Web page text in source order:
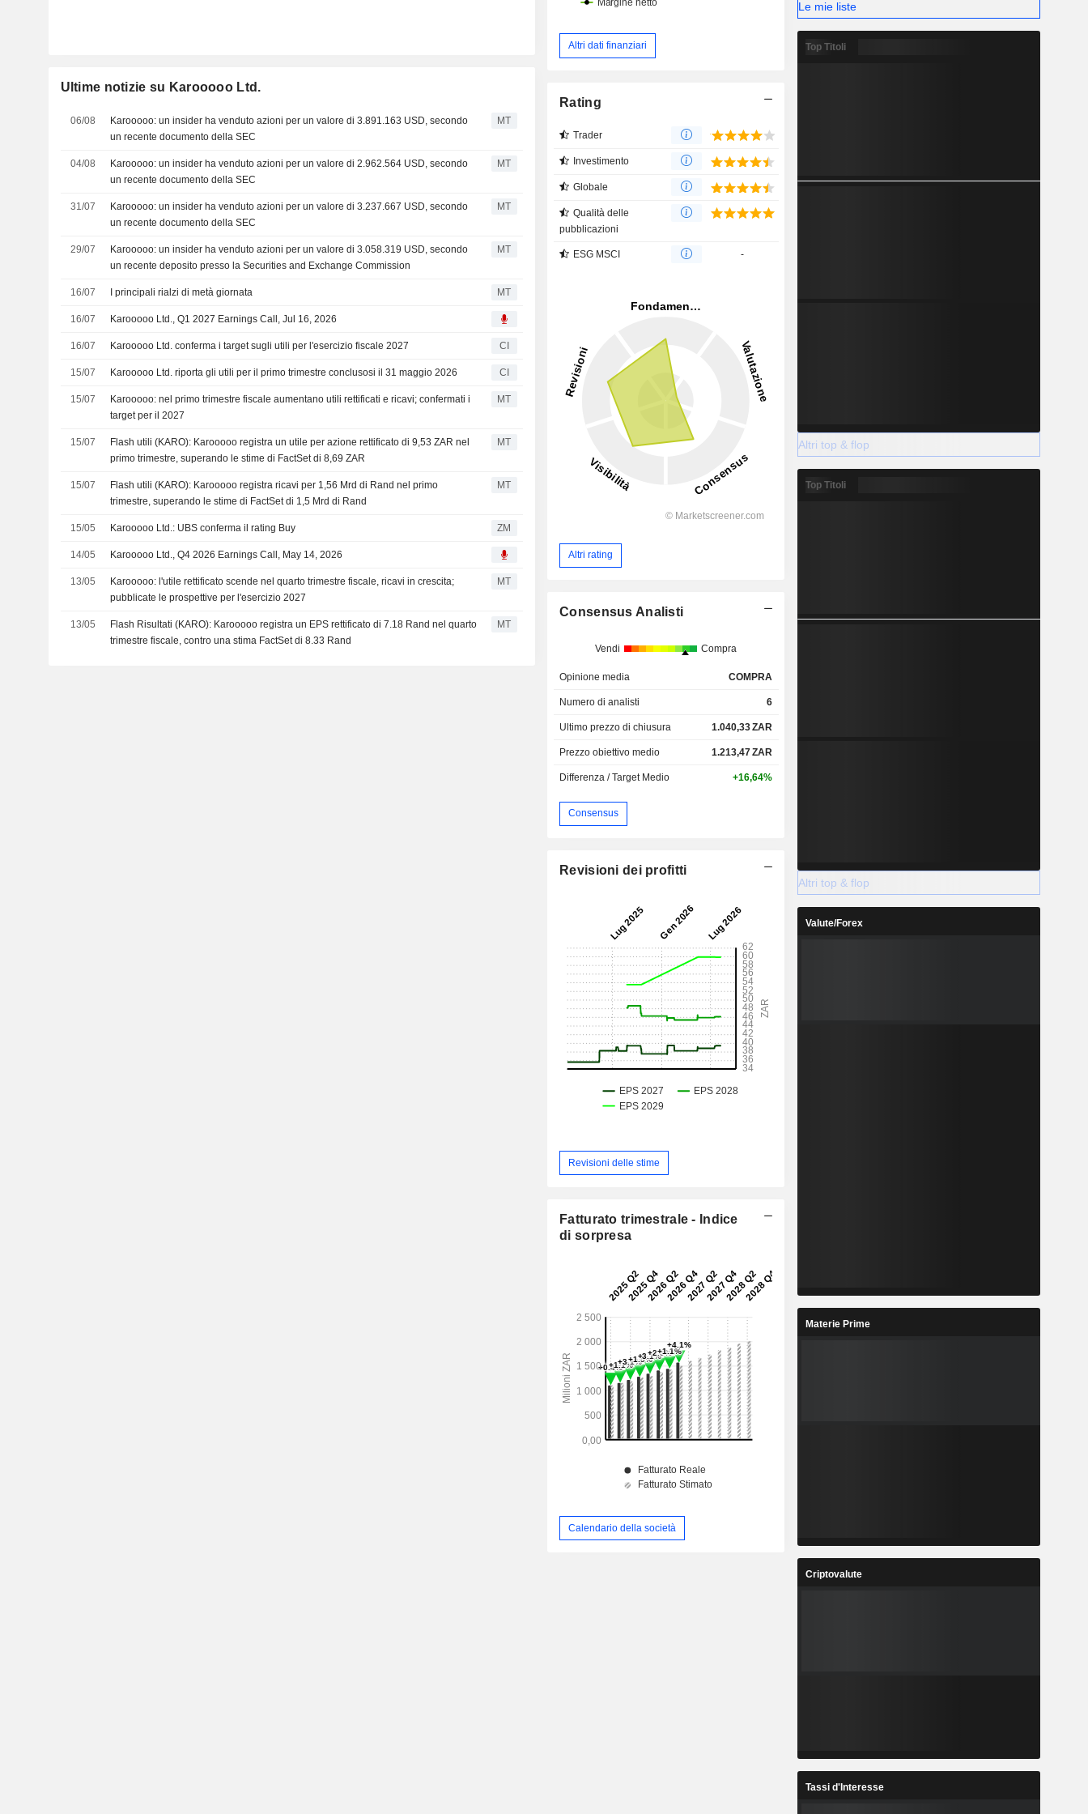
Ultime notizie su Karooooo Ltd.
06/08
Karooooo: un insider ha venduto azioni per un valore di 3.891.163 USD, secondo
un recente documento della SEC
MT
04/08
Karooooo: un insider ha venduto azioni per un valore di 2.962.564 USD, secondo
un recente documento della SEC
MT
31/07
Karooooo: un insider ha venduto azioni per un valore di 3.237.667 USD, secondo
un recente documento della SEC
MT
29/07
Karooooo: un insider ha venduto azioni per un valore di 3.058.319 USD, secondo
un recente deposito presso la Securities and Exchange Commission
MT
16/07 I principali rialzi di metà giornata MT
16/07 Karooooo Ltd., Q1 2027 Earnings Call, Jul 16, 2026
16/07 Karooooo Ltd. conferma i target sugli utili per l'esercizio fiscale 2027 CI
15/07 Karooooo Ltd. riporta gli utili per il primo trimestre conclusosi il 31 maggio 2026 CI
15/07
Karooooo: nel primo trimestre fiscale aumentano utili rettificati e ricavi; confermati i
target per il 2027
MT
15/07
Flash utili (KARO): Karooooo registra un utile per azione rettificato di 9,53 ZAR nel
primo trimestre, superando le stime di FactSet di 8,69 ZAR
MT
15/07
Flash utili (KARO): Karooooo registra ricavi per 1,56 Mrd di Rand nel primo
trimestre, superando le stime di FactSet di 1,5 Mrd di Rand
MT
15/05 Karooooo Ltd.: UBS conferma il rating Buy ZM
14/05 Karooooo Ltd., Q4 2026 Earnings Call, May 14, 2026
13/05
Karooooo: l'utile rettificato scende nel quarto trimestre fiscale, ricavi in crescita;
pubblicate le prospettive per l'esercizio 2027
MT
13/05
Flash Risultati (KARO): Karooooo registra un EPS rettificato di 7.18 Rand nel quarto
trimestre fiscale, contro una stima FactSet di 8.33 Rand
MT
Altri dati finanziari
Rating
Trader
Investimento
Globale
Qualità delle
pubblicazioni
ESG MSCI -
Altri rating
Consensus Analisti
Vendi Compra
Opinione media COMPRA
Numero di analisti 6
Ultimo prezzo di chiusura 1.040,33ZAR
Prezzo obiettivo medio 1.213,47ZAR
Differenza / Target Medio +16,64%
Consensus
Revisioni dei profitti
Revisioni delle stime
Fatturato trimestrale - Indice
di sorpresa
Calendario della società
Le mie liste
Top Titoli
Altri top & flop
Top Titoli
Altri top & flop
Valute/Forex
Materie Prime
Criptovalute
Tassi d'Interesse